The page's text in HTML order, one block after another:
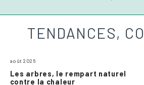
TENDANCES,
août 2026
Les arbres, le rempart naturel
contre la chaleur